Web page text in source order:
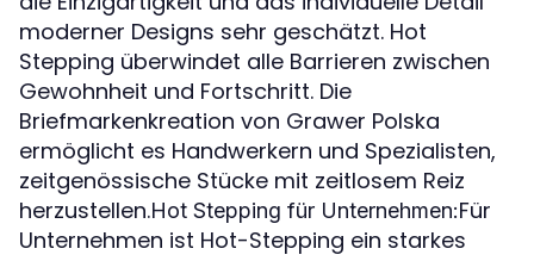
moderner Designs sehr geschätzt. Hot
Stepping überwindet alle Barrieren zwischen
Gewohnheit und Fortschritt. Die
Briefmarkenkreation von Grawer Polska
ermöglicht es Handwerkern und Spezialisten,
zeitgenössische Stücke mit zeitlosem Reiz
herzustellen.Hot Stepping für Unternehmen:Für
Unternehmen ist Hot-Stepping ein starkes